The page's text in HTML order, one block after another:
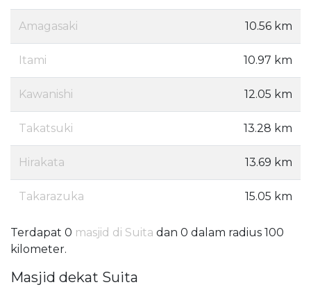
Amagasaki 10.56 km
Itami 10.97 km
Kawanishi 12.05 km
Takatsuki 13.28 km
Hirakata 13.69 km
Takarazuka 15.05 km
Terdapat 0 masjid di Suita dan 0 dalam radius 100
kilometer.
Masjid dekat Suita